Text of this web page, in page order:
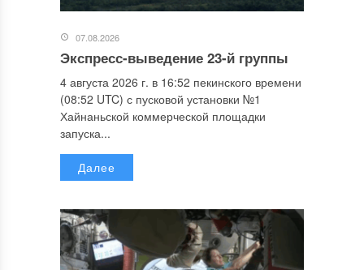
07.08.2026
Экспресс-выведение 23-й группы
4 августа 2026 г. в 16:52 пекинского времени
(08:52 UTC) с пусковой установки №1
Хайнаньской коммерческой площадки
запуска...
Далее